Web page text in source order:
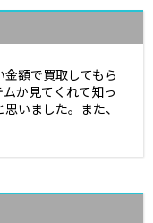
額で買取してもら
か見てくれて知っ
いました。また、